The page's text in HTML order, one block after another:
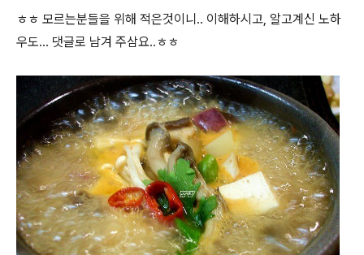
ㅎㅎ 모르는분들을 위해 적은것이니.. 이해하시고, 알고계신 노하
우도... 댓글로 남겨 주삼요..ㅎㅎ